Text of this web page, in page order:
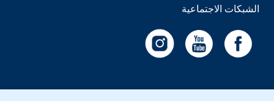
الشبكات الاجتماعية